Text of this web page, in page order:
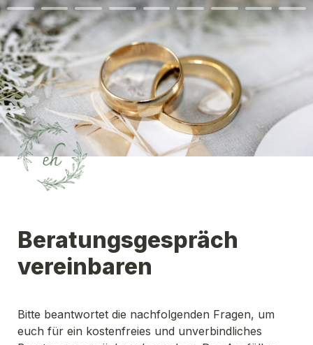
Beratungsgespräch
vereinbaren
Bitte beantwortet die nachfolgenden Fragen, um
euch für ein kostenfreies und unverbindliches